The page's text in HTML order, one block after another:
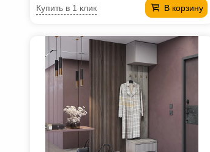
В корзину
Купить в 1 клик